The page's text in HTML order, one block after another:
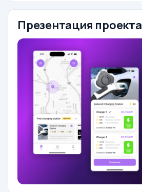
Презентация проекта